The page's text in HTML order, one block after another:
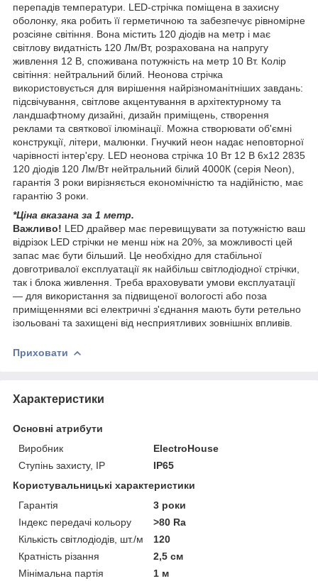
перепадів температури. LED-стрічка поміщена в захисну
оболонку, яка робить її герметичною та забезпечує рівномірне
розсіяне світіння. Вона містить 120 діодів на метр і має
світлову видатність 120 Лм/Вт, розрахована на напругу
живлення 12 В, споживана потужність на метр 10 Вт. Колір
світіння: нейтральний білий. Неонова стрічка
використовується для вирішення найрізноманітніших завдань:
підсвічування, світлове акцентування в архітектурному та
ландшафтному дизайні, дизайн приміщень, створення
реклами та святкової ілюмінації. Можна створювати об'ємні
конструкції, літери, малюнки. Гнучкий неон надає неповторної
чарівності інтер'єру. LED неонова стрічка 10 Вт 12 В 6х12 2835
120 діодів 120 Лм/Вт нейтральний білий 4000К (серія Neon),
гарантія 3 роки вирізняється економічністю та надійністю, має
гарантію 3 роки.
*Ціна вказана за 1 метр.
Важливо! LED драйвер має перевищувати за потужністю ваш
відрізок LED стрічки не менш ніж на 20%, за можливості цей
запас має бути більший. Це необхідно для стабільної
довготривалої експлуатації як найбільш світлодіодної стрічки,
так і блока живлення. Треба враховувати умови експлуатації
— для використання за підвищеної вологості або поза
приміщеннями всі електричні з'єднання мають бути ретельно
ізольовані та захищені від несприятливих зовнішніх впливів.
Приховати
Характеристики
Основні атрибути
Виробник
ElectroHouse
Ступінь захисту, IP
IP65
Користувальницькі характеристики
Гарантія
3 роки
Індекс передачі кольору
>80 Ra
Кількість світлодіодів, шт./м
120
Кратність різання
2,5 см
Мінімальна партія
1 м